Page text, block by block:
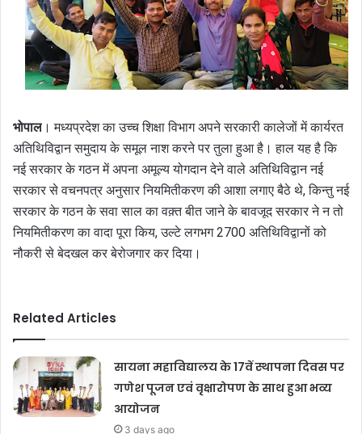
भोपाल । मध्यप्रदेश का उच्च शिक्षा विभाग अपने सरकारी कालेजों में कार्यरत
अतिथिविद्वान समुदाय के समूल नाश करने पर तुला हुआ है। हाल यह है कि
नई सरकार के गठन में अपना अमूल्य योगदान देने वाले अतिथिविद्वान नई
सरकार से वचनपत्र अनुसार नियमितीकरण की आशा लगाए बैठे थे, किन्तु नई
सरकार के गठन के सवा साल का वक़्त बीत जाने के बावजूद सरकार ने न तो
नियमितीकरण का वादा पूरा किय, उल्टे लगभग 2700 अतिथिविद्वानों को
नौकरी से बेदखल कर बेरोजगार कर दिया।
Related Articles
सायना महाविद्यालय के 17वें स्थापना दिवस पर
गणेश पूजन एवं वृक्षारोपण के साथ हुआ भव्य
आयोजन
3 days ago